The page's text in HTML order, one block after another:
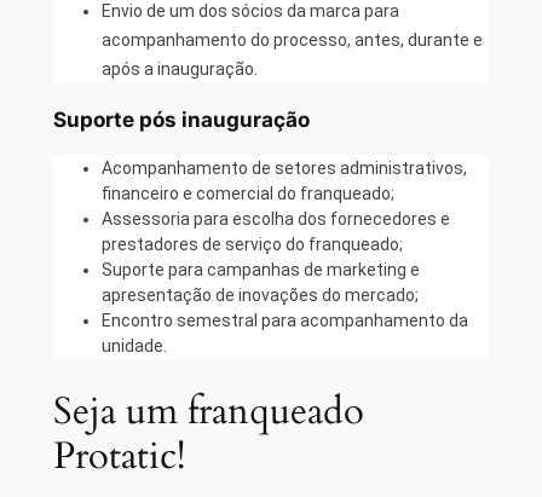
Envio de um dos sócios da marca para
acompanhamento do processo, antes, durante e
após a inauguração.
Suporte pós inauguração
Acompanhamento de setores administrativos,
financeiro e comercial do franqueado;
Assessoria para escolha dos fornecedores e
prestadores de serviço do franqueado;
Suporte para campanhas de marketing e
apresentação de inovações do mercado;
Encontro semestral para acompanhamento da
unidade.
Seja um franqueado
Protatic!